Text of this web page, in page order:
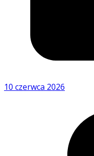
10 czerwca 2026